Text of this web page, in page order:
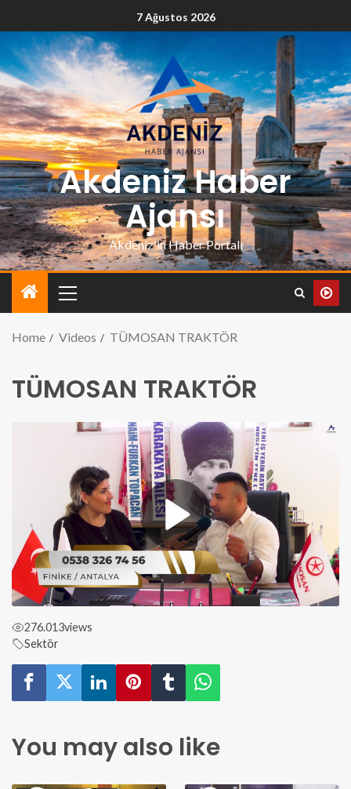
7 Ağustos 2026
Akdeniz Haber
Ajansı
Akdeniz'in Haber Portalı
Home Videos TÜMOSAN TRAKTÖR
TÜMOSAN TRAKTÖR
276.013views
Sektör
You may also like